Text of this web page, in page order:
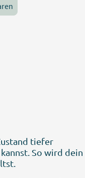
tiefer
So wird dein